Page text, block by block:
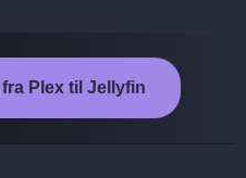
Plex til Jellyfin